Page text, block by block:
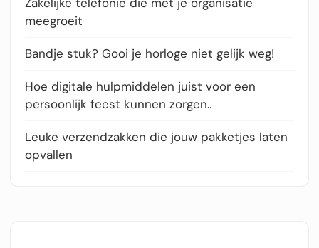
meegroeit
Bandje stuk? Gooi je horloge niet gelijk weg!
Hoe digitale hulpmiddelen juist voor een
persoonlijk feest kunnen zorgen..
Leuke verzendzakken die jouw pakketjes laten
opvallen